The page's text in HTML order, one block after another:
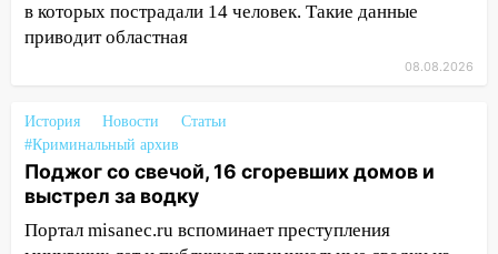
17:16 В реанимацию Ульяновской
областной больницы поступили шесть
16:51
В Чердаклинском районе
ремонтируют дороги, ставят остановки
и проводят новое освещение
16:35 В Ульяновске установили ещё
девять бункеров для крупногабаритного
в которых пострадали 14 человек. Такие данные
приводит областная
08.08.2026
История Новости
Статьи
#Криминальный архив
Поджог со свечой, 16 сгоревших домов и
выстрел за водку
Портал misanec.ru вспоминает преступления